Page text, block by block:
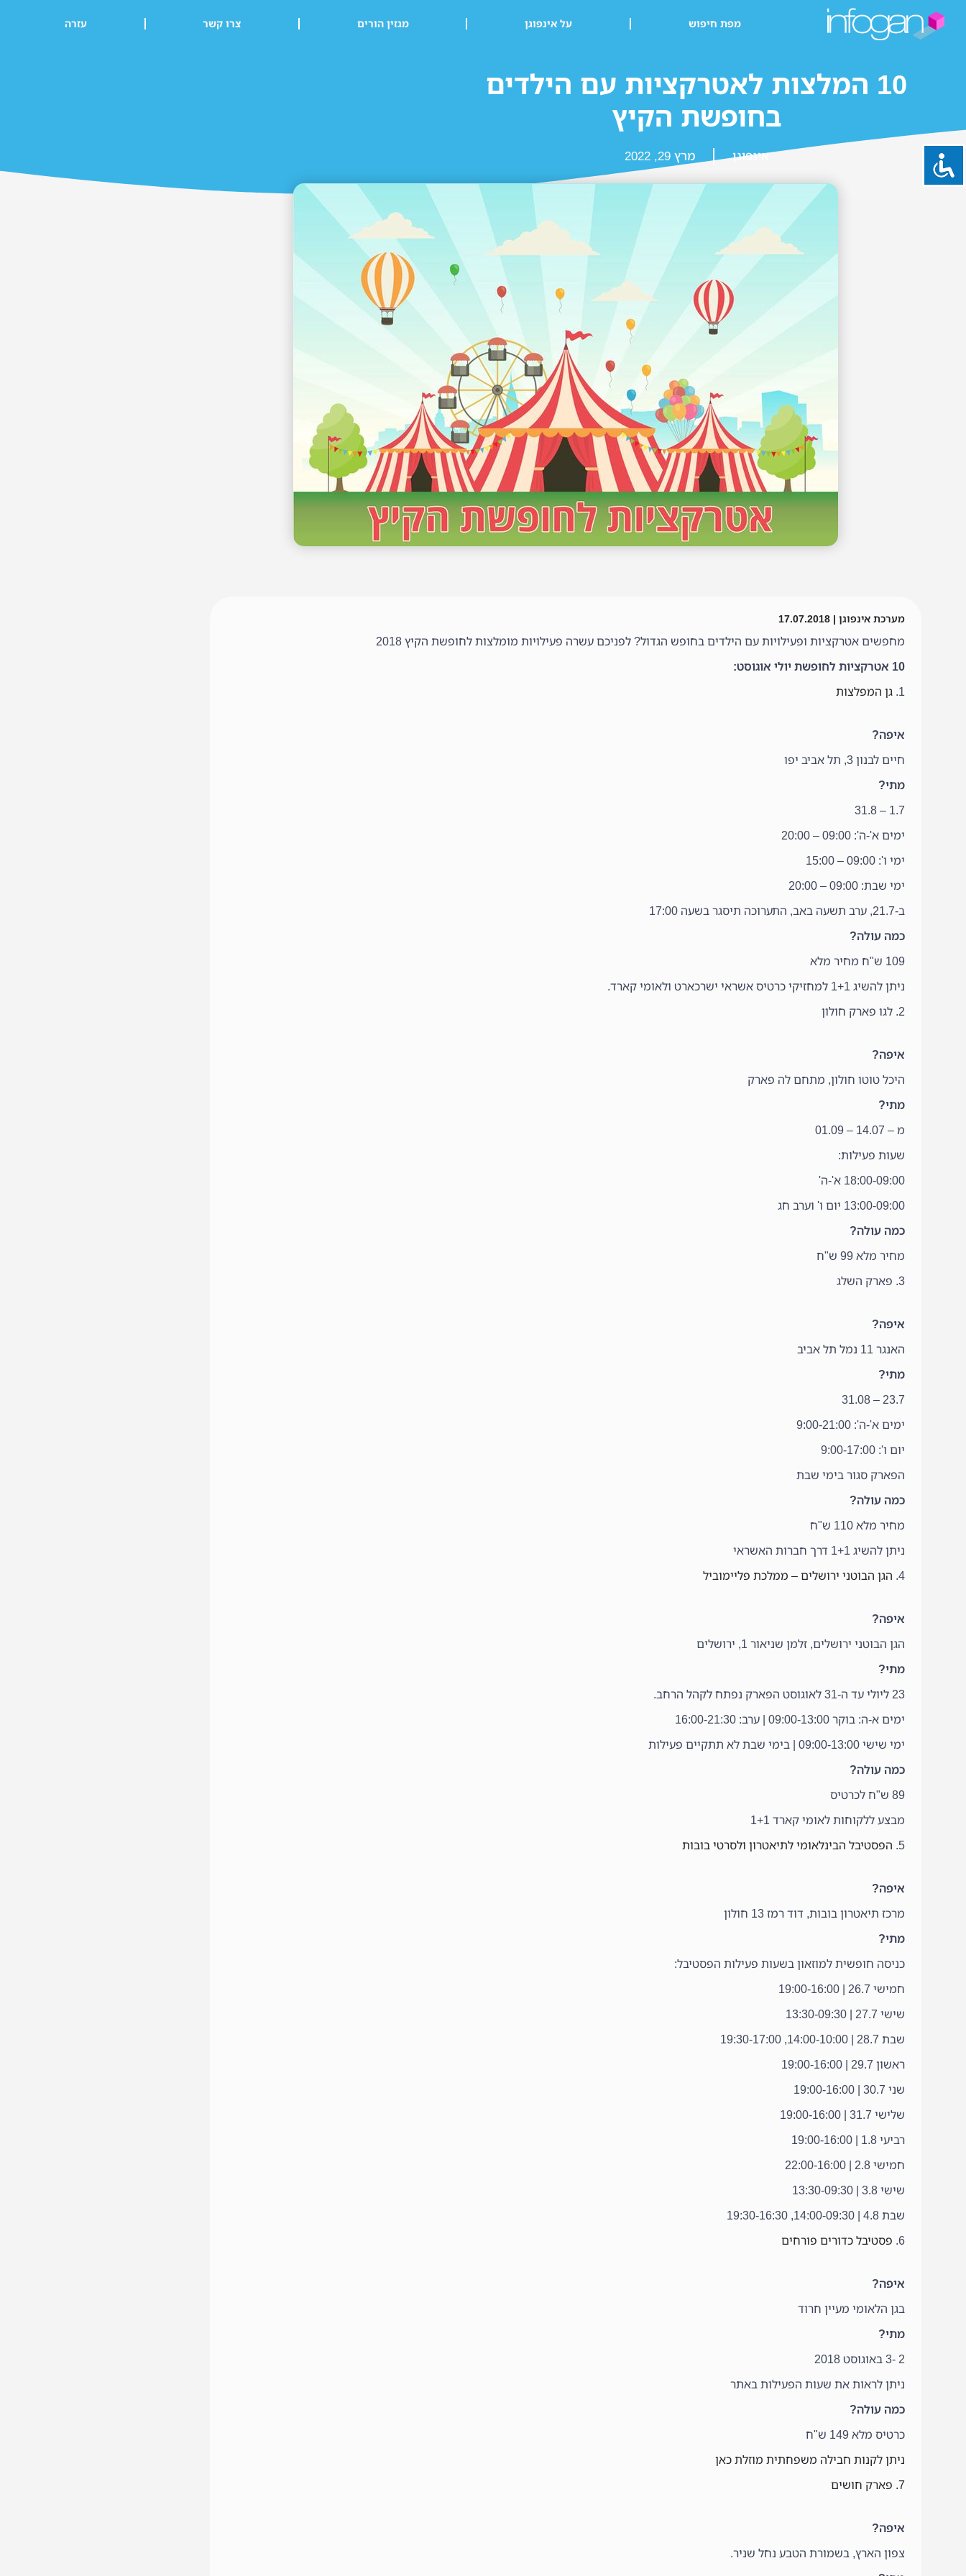
מפת חיפוש על אינפוגן מגזין הורים צרו קשר עזרה
10 המלצות לאטרקציות עם הילדים
בחופשת הקיץ
אינפוגן מרץ 29, 2022
מערכת אינפוגן | 17.07.2018
מחפשים אטרקציות ופעילויות עם הילדים בחופש הגדול? לפניכם עשרה פעילויות מומלצות לחופשת הקיץ 2018
10 אטרקציות לחופשת יולי אוגוסט:
1. גן המפלצות
איפה?
חיים לבנון 3, תל אביב יפו
מתי?
1.7 – 31.8
ימים א'-ה': 09:00 – 20:00
ימי ו': 09:00 – 15:00
ימי שבת: 09:00 – 20:00
ב-21.7, ערב תשעה באב, התערוכה תיסגר בשעה 17:00
כמה עולה?
109 ש"ח מחיר מלא
ניתן להשיג 1+1 למחזיקי כרטיס אשראי ישרכארט ולאומי קארד.
2. לגו פארק חולון
איפה?
היכל טוטו חולון, מתחם לה פארק
מתי?
מ – 14.07 – 01.09
שעות פעילות:
18:00-09:00 א'-ה'
13:00-09:00 יום ו' וערב חג
כמה עולה?
מחיר מלא 99 ש"ח
3. פארק השלג
איפה?
האנגר 11 נמל תל אביב
מתי?
23.7 – 31.08
ימים א'-ה': 9:00-21:00
יום ו': 9:00-17:00
הפארק סגור בימי שבת
כמה עולה?
מחיר מלא 110 ש"ח
ניתן להשיג 1+1 דרך חברות האשראי
4. הגן הבוטני ירושלים – ממלכת פליימוביל
איפה?
הגן הבוטני ירושלים, זלמן שניאור 1, ירושלים
מתי?
23 ליולי עד ה-31 לאוגוסט הפארק נפתח לקהל הרחב.
ימים א-ה: בוקר 09:00-13:00 | ערב: 16:00-21:30
ימי שישי 09:00-13:00 | בימי שבת לא תתקיים פעילות
כמה עולה?
89 ש"ח לכרטיס
מבצע ללקוחות לאומי קארד 1+1
5. הפסטיבל הבינלאומי לתיאטרון ולסרטי בובות
איפה?
מרכז תיאטרון בובות, דוד רמז 13 חולון
מתי?
כניסה חופשית למוזאון בשעות פעילות הפסטיבל:
חמישי 26.7 | 19:00-16:00
שישי 27.7 | 13:30-09:30
שבת 28.7 | 14:00-10:00, 19:30-17:00
ראשון 29.7 | 19:00-16:00
שני 30.7 | 19:00-16:00
שלישי 31.7 | 19:00-16:00
רביעי 1.8 | 19:00-16:00
חמישי 2.8 | 22:00-16:00
שישי 3.8 | 13:30-09:30
שבת 4.8 | 14:00-09:30, 19:30-16:30
6. פסטיבל כדורים פורחים
איפה?
בגן הלאומי מעיין חרוד
מתי?
2 -3 באוגוסט 2018
ניתן לראות את שעות הפעילות באתר
כמה עולה?
כרטיס מלא 149 ש"ח
ניתן לקנות חבילה משפחתית מוזלת כאן
7. פארק חושים
איפה?
צפון הארץ, בשמורת הטבע נחל שניר.